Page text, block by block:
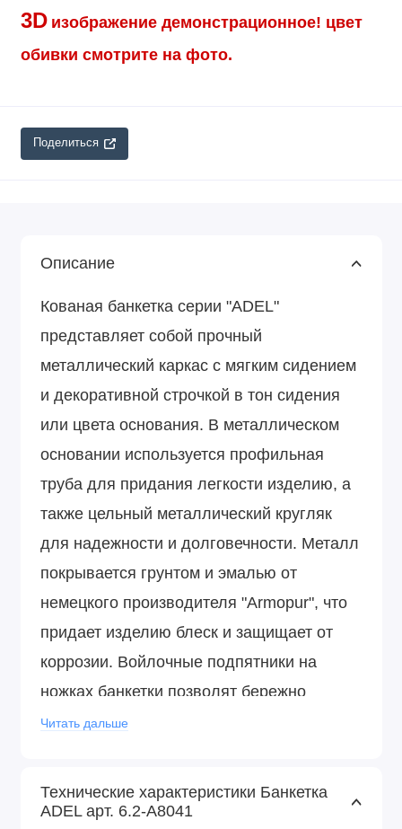
3D изображение демонстрационное! цвет
обивки смотрите на фото.
Поделиться
Описание
Кованая банкетка серии "ADEL"
представляет собой прочный
металлический каркас с мягким сидением
и декоративной строчкой в тон сидения
или цвета основания. В металлическом
основании используется профильная
труба для придания легкости изделию, а
также цельный металлический кругляк
для надежности и долговечности. Металл
покрывается грунтом и эмалью от
немецкого производителя "Armopur", что
придает изделию блеск и защищает от
коррозии. Войлочные подпятники на
ножках банкетки позволят бережно
эксплуатировать ее на любом покрытии
Читать дальше
Технические характеристики Банкетка
ADEL арт. 6.2-А8041